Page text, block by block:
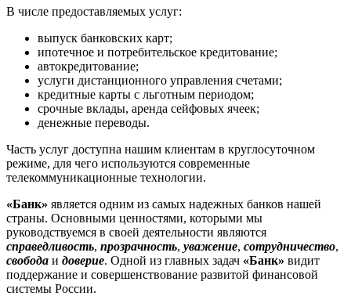
В числе предоставляемых услуг:
выпуск банковских карт;
ипотечное и потребительское кредитование;
автокредитование;
услуги дистанционного управления счетами;
кредитные карты с льготным периодом;
срочные вклады, аренда сейфовых ячеек;
денежные переводы.
Часть услуг доступна нашим клиентам в круглосуточном
режиме, для чего используются современные
телекоммуникационные технологии.
«Банк» является одним из самых надежных банков нашей
страны. Основными ценностями, которыми мы
руководствуемся в своей деятельности являются
справедливость, прозрачность, уважение, сотрудничество,
свобода и доверие. Одной из главных задач «Банк» видит
поддержание и совершенствование развитой финансовой
системы России.